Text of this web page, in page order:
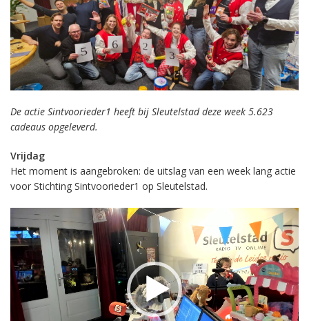
De actie Sintvoorieder1 heeft bij Sleutelstad deze week 5.623
cadeaus opgeleverd.
Vrijdag
Het moment is aangebroken: de uitslag van een week lang actie
voor Stichting Sintvoorieder1 op Sleutelstad.
Videospeler